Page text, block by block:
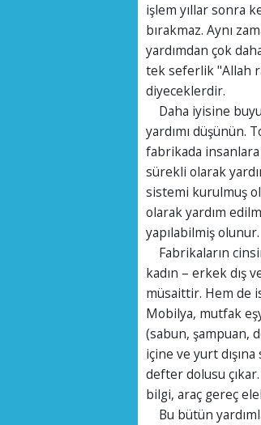
işlem yıllar sonra
bırakmaz. Aynı
yardımdan çok
tek seferlik "Allah
diyeceklerdir.
Daha iyisine
yardımı düşünün.
fabrikada
sürekli olarak
sistemi kurulmuş
olarak yardım
yapılabilmiş olunur.
Fabrikaların
kadın – erkek dış
müsaittir. Hem de
Mobilya, mutfak
(sabun, şampuan,
içine ve yurt
defter dolusu
bilgi, araç gereç
Bu bütün